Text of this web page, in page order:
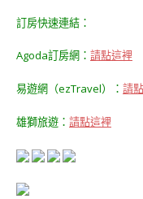
訂房快速連結：
Agoda訂房網： 請點這裡
易遊網（ezTravel）： 請
雄獅旅遊： 請點這裡